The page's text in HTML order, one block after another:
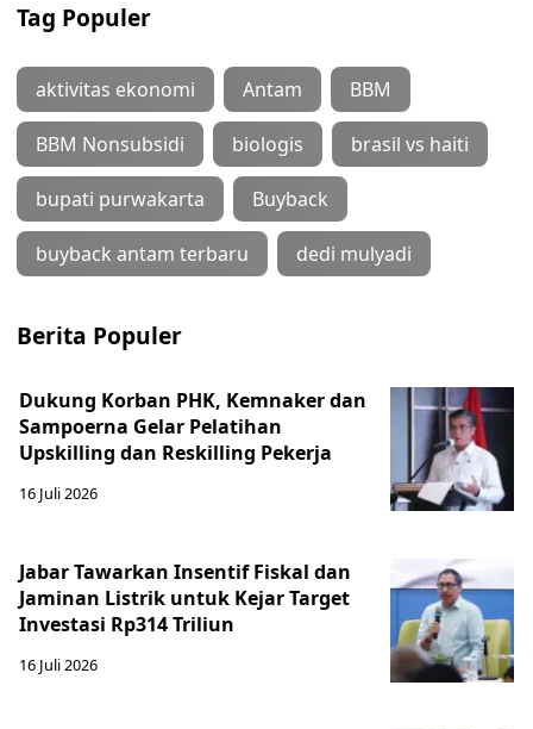
Tag Populer
aktivitas ekonomi Antam BBM
BBM Nonsubsidi biologis brasil vs haiti
bupati purwakarta Buyback
buyback antam terbaru dedi mulyadi
Berita Populer
Dukung Korban PHK, Kemnaker dan
Sampoerna Gelar Pelatihan
Upskilling dan Reskilling Pekerja
16 Juli 2026
Jabar Tawarkan Insentif Fiskal dan
Jaminan Listrik untuk Kejar Target
Investasi Rp314 Triliun
16 Juli 2026